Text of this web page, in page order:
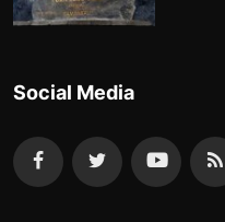
Social Media